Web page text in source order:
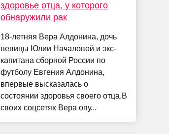
здоровье отца, у которого
обнаружили рак
18-летняя Вера Алдонина, дочь
певицы Юлии Началовой и экс-
капитана сборной России по
футболу Евгения Алдонина,
впервые высказалась о
состоянии здоровья своего отца.В
своих соцсетях Вера опу...